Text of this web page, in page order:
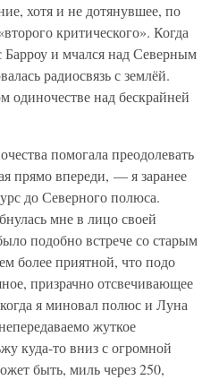
хотя и не дотянувшее, по
критического». Когда
и мчался над Северным
радиосвязь с землёй.
одиночестве над бескрайней
помогала преодолевать
прямо впереди, — я заранее
до Северного полюса.
мне в лицо своей
подобно встрече со старым
более приятной, что подо
призрачно отсвечивающее
я миновал полюс и Луна
жуткое
куда-то вниз с огромной
быть, миль через 250,